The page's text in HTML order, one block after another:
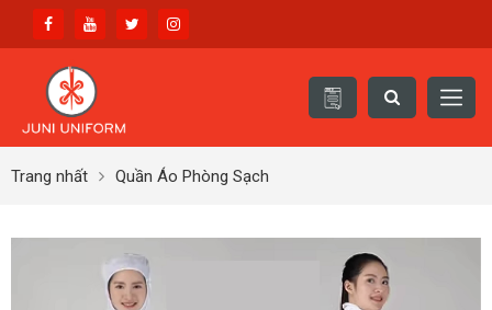
Trang nhất Quần Áo Phòng Sạch